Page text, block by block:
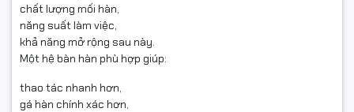
chất lượng mối hàn,
năng suất làm việc,
khả năng mở rộng sau này.
Một hệ bàn hàn phù hợp giúp:
thao tác nhanh hơn,
gá hàn chính xác hơn,